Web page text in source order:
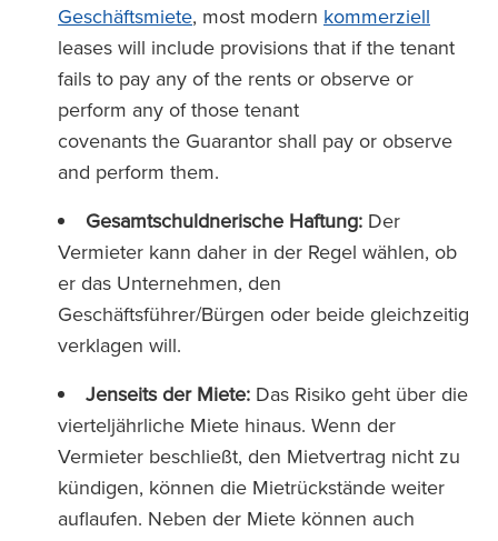
Geschäftsmiete, most modern kommerziell
leases will include provisions that if the tenant
fails to pay any of the rents or observe or
perform any of those tenant
covenants the Guarantor shall pay or observe
and perform them.
Gesamtschuldnerische Haftung: Der
Vermieter kann daher in der Regel wählen, ob
er das Unternehmen, den
Geschäftsführer/Bürgen oder beide gleichzeitig
verklagen will.
Jenseits der Miete: Das Risiko geht über die
vierteljährliche Miete hinaus. Wenn der
Vermieter beschließt, den Mietvertrag nicht zu
kündigen, können die Mietrückstände weiter
auflaufen. Neben der Miete können auch